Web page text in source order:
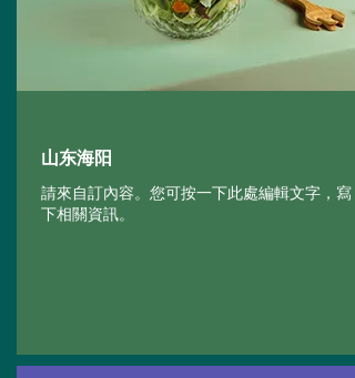
山东海阳
請來自訂內容。您可按一下此處編輯文字，寫
下相關資訊。